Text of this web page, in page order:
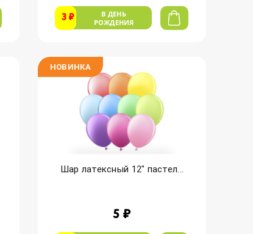
3 ₽
В ДЕНЬ
РОЖДЕНИЯ
НОВИНКА
Шар латексный 12" пастел...
5 ₽